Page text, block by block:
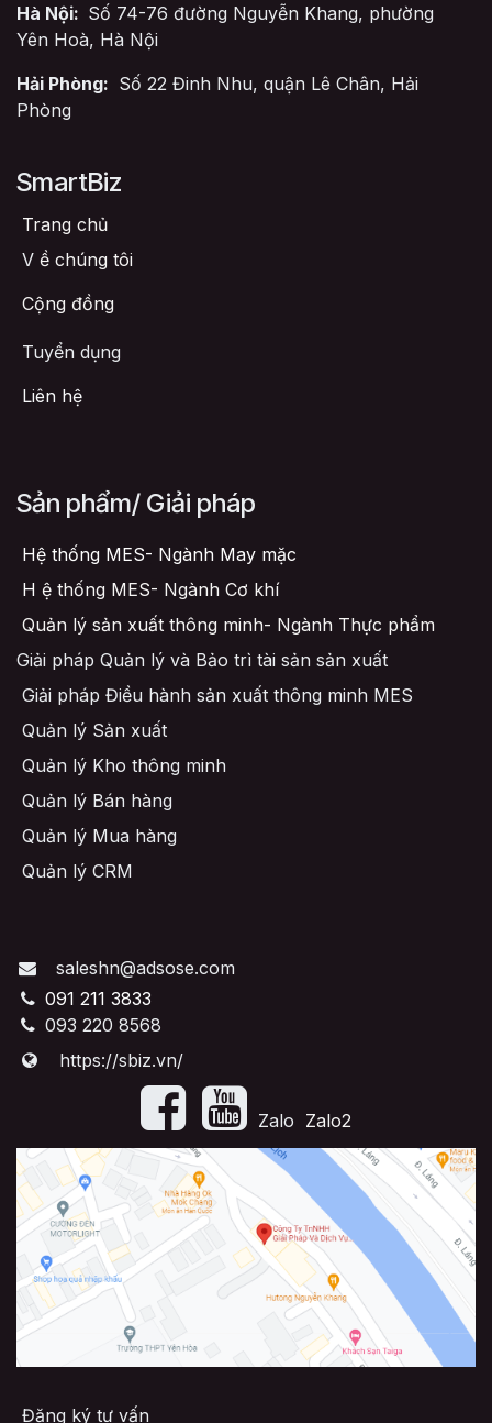
Hà Nội: Số 74-76 đường Nguyễn Khang, phường
Yên Hoà, Hà Nội
Hải Phòng: Số 22 Đinh Nhu, quận Lê Chân, Hải
Phòng
SmartBiz
Trang chủ
V ề chúng tôi
Cộng đồng
Tuyển dụng
Liên hệ
Sản phẩm/ Giải pháp
Hệ thống MES- Ngành May mặc
H ệ thống MES- Ngành Cơ khí
Quản lý sản xuất thông minh- Ngành Thực phẩm
Giải pháp Quản lý và Bảo trì tài sản sản xuất
Giải pháp Điều hành sản xuất thông minh MES
Quản lý Sản xuất
Quản lý Kho thông minh
Quản lý Bán hàng
Quản lý Mua hàng
Quản lý CRM
saleshn@adsose.com
091 211 3833
093 220 8568
https://sbiz.vn/
​Zalo Zalo2
Đăng ký tư vấn